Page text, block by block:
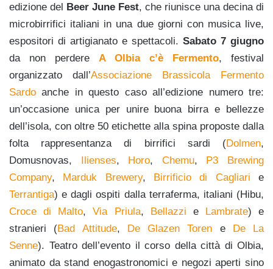
edizione del Beer June Fest, che riunisce una decina di
microbirrifici italiani in una due giorni con musica live,
espositori di artigianato e spettacoli. Sabato 7 giugno
da non perdere A Olbia c’è Fermento, festival
organizzato dall’Associazione Brassicola Fermento
Sardo anche in questo caso all’edizione numero tre:
un’occasione unica per unire buona birra e bellezze
dell’isola, con oltre 50 etichette alla spina proposte dalla
folta rappresentanza di birrifici sardi (Dolmen,
Domusnovas, Ilienses, Horo, Chemu, P3 Brewing
Company, Marduk Brewery, Birrificio di Cagliari e
Terrantiga) e dagli ospiti dalla terraferma, italiani (Hibu,
Croce di Malto,Via Priula, Bellazzi e Lambrate) e
stranieri (Bad Attitude, De Glazen Toren e De La
Senne). Teatro dell’evento il corso della città di Olbia,
animato da stand enogastronomici e negozi aperti sino